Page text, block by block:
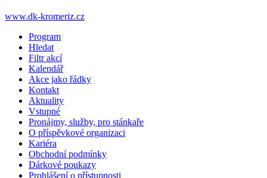
www.dk-kromeriz.cz
Program
Hledat
Filtr akcí
Kalendář
Akce jako řádky
Kontakt
Aktuality
Vstupné
Pronájmy, služby, pro stánkaře
O příspěvkové organizaci
Kariéra
Obchodní podmínky
Dárkové poukazy
Prohlášení o přístupnosti